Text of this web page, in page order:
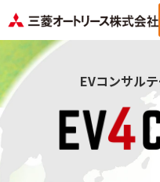
提
解決し
お
EVコンサル